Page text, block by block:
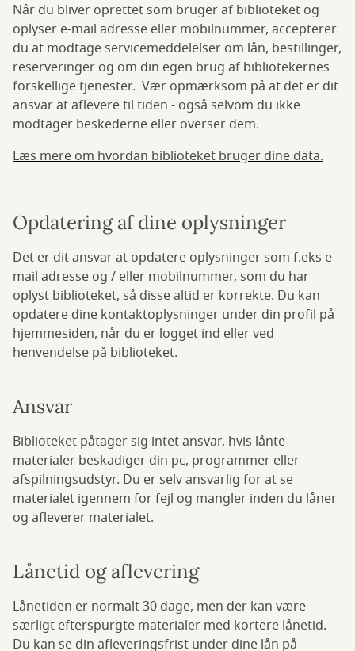
Når du bliver oprettet som bruger af biblioteket og
oplyser e-mail adresse eller mobilnummer, accepterer
du at modtage servicemeddelelser om lån, bestillinger,
reserveringer og om din egen brug af bibliotekernes
forskellige tjenester. Vær opmærksom på at det er dit
ansvar at aflevere til tiden - også selvom du ikke
modtager beskederne eller overser dem.
Læs mere om hvordan biblioteket bruger dine data.
Opdatering af dine oplysninger
Det er dit ansvar at opdatere oplysninger som f.eks e-
mail adresse og / eller mobilnummer, som du har
oplyst biblioteket, så disse altid er korrekte. Du kan
opdatere dine kontaktoplysninger under din profil på
hjemmesiden, når du er logget ind eller ved
henvendelse på biblioteket.
Ansvar
Biblioteket påtager sig intet ansvar, hvis lånte
materialer beskadiger din pc, programmer eller
afspilningsudstyr. Du er selv ansvarlig for at se
materialet igennem for fejl og mangler inden du låner
og afleverer materialet.
Lånetid og aflevering
Lånetiden er normalt 30 dage, men der kan være
særligt efterspurgte materialer med kortere lånetid.
Du kan se din afleveringsfrist under dine lån på